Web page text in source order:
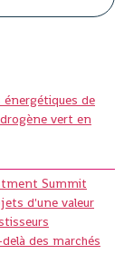
de
vert en
Summit
d'une valeur
des marchés